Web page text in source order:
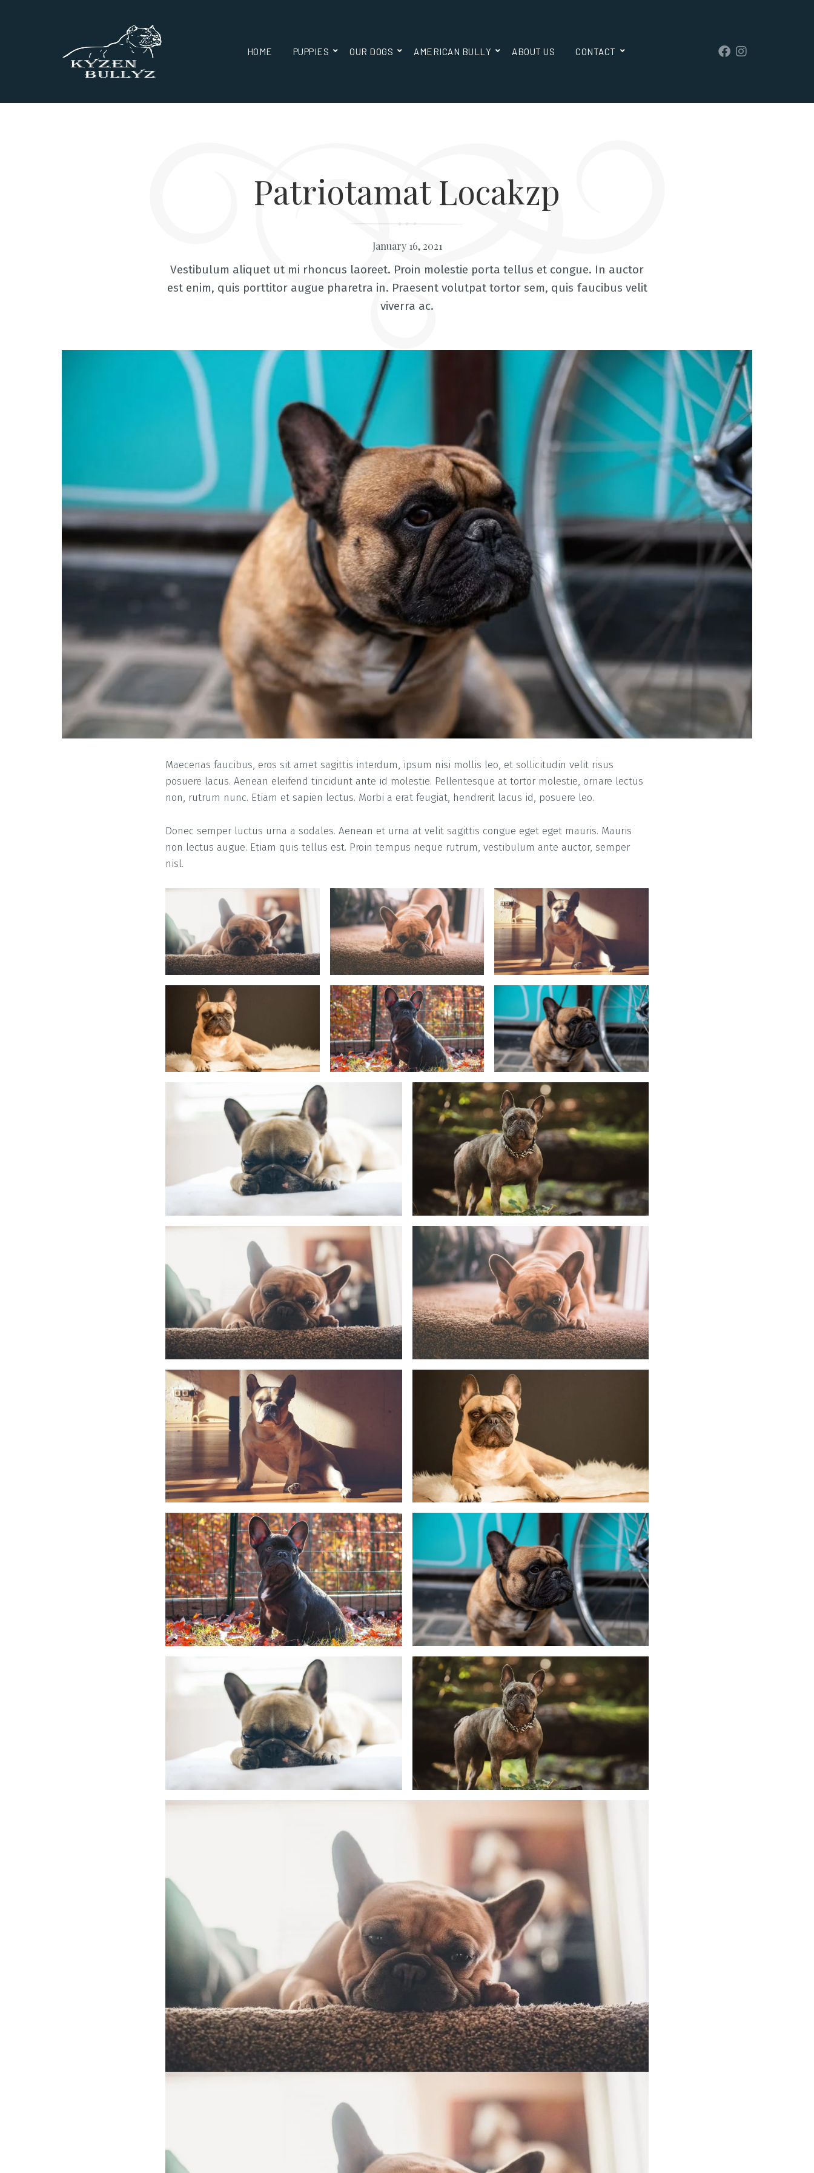
HOME PUPPIES OUR DOGS AMERICAN BULLY ABOUT US CONTACT
Patriotamat Locakzp
January 16, 2021
Vestibulum aliquet ut mi rhoncus laoreet. Proin molestie porta tellus et congue. In auctor
est enim, quis porttitor augue pharetra in. Praesent volutpat tortor sem, quis faucibus velit
viverra ac.
Maecenas faucibus, eros sit amet sagittis interdum, ipsum nisi mollis leo, et sollicitudin velit risus
posuere lacus. Aenean eleifend tincidunt ante id molestie. Pellentesque at tortor molestie, ornare lectus
non, rutrum nunc. Etiam et sapien lectus. Morbi a erat feugiat, hendrerit lacus id, posuere leo.
Donec semper luctus urna a sodales. Aenean et urna at velit sagittis congue eget eget mauris. Mauris
non lectus augue. Etiam quis tellus est. Proin tempus neque rutrum, vestibulum ante auctor, semper
nisl.